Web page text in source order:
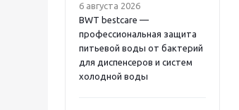
6 августа 2026
BWT bestcare —
профессиональная защита
питьевой воды от бактерий
для диспенсеров и систем
холодной воды